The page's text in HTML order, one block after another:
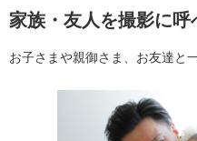
衣装
オプション
アクセス/TEL
こだわりポイント
家族・友人を撮影に呼
お子さまや親御さま、お友達と